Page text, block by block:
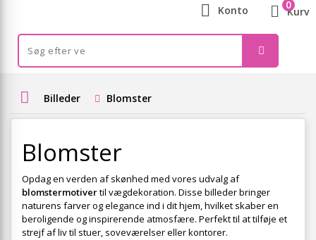
Konto Kurv
0
Billeder Blomster
Blomster
Opdag en verden af skønhed med vores udvalg af
blomstermotivertil vægdekoration. Disse billeder bringer
naturens farver og elegance ind i dit hjem, hvilket skaber en
beroligende og inspirerende atmosfære. Perfekt til at tilføje et
strejf af liv til stuer, soveværelser eller kontorer.